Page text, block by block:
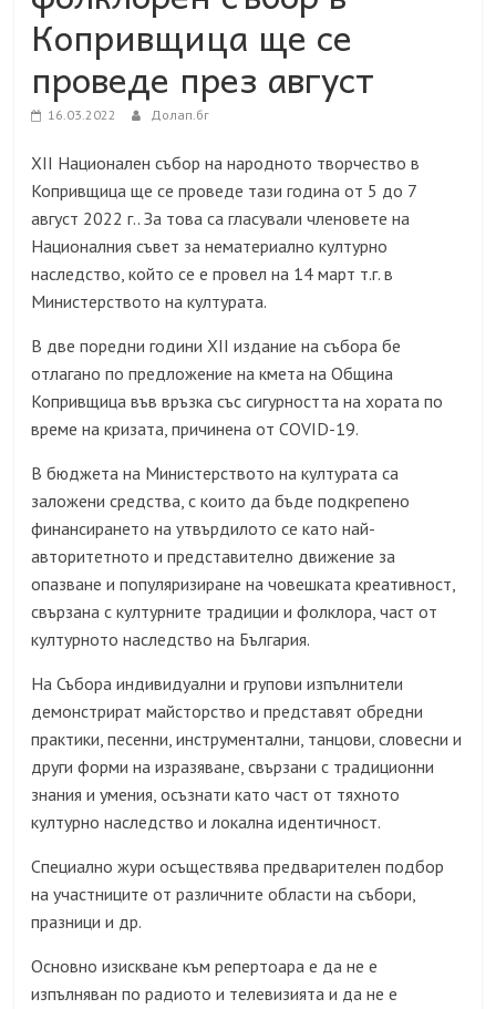
Копривщица ще се
проведе през август
16.03.2022 Долап.бг
ХІІ Национален събор на народното творчество в
Копривщица ще се проведе тази година от 5 до 7
август 2022 г.. За това са гласували членовете на
Националния съвет за нематериално културно
наследство, който се е провел на 14 март т.г. в
Министерството на културата.
В две поредни години ХІІ издание на събора бе
отлагано по предложение на кмета на Община
Копривщица във връзка със сигурността на хората по
време на кризата, причинена от COVID-19.
В бюджета на Министерството на културата са
заложени средства, с които да бъде подкрепено
финансирането на утвърдилото се като най-
авторитетното и представително движение за
опазване и популяризиране на човешката креативност,
свързана с културните традиции и фолклора, част от
културното наследство на България.
На Събора индивидуални и групови изпълнители
демонстрират майсторство и представят обредни
практики, песенни, инструментални, танцови, словесни и
други форми на изразяване, свързани с традиционни
знания и умения, осъзнати като част от тяхното
културно наследство и локална идентичност.
Специално жури осъществява предварителен подбор
на участниците от различните области на събори,
празници и др.
Основно изискване към репертоара е да не е
изпълняван по радиото и телевизията и да не е